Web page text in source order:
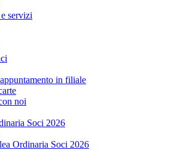
servizi
in filiale
noi
Soci 2026
Ordinaria Soci 2026